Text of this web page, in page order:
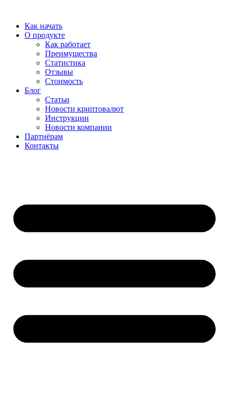
содержимому
Как начать
О продукте
Как работает
Преимущества
Статистика
Отзывы
Стоимость
Блог
Статьи
Новости криптовалют
Инструкции
Новости компании
Партнёрам
Контакты